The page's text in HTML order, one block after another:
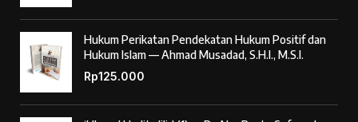
Hukum Perikatan Pendekatan Hukum Positif dan
Hukum Islam — Ahmad Musadad, S.H.I., M.S.I.
Rp125.000